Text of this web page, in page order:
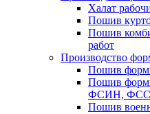
Халат
Пошив
Пошив
работ
Производство
Пошив
Пошив
ФСИН,
Пошив